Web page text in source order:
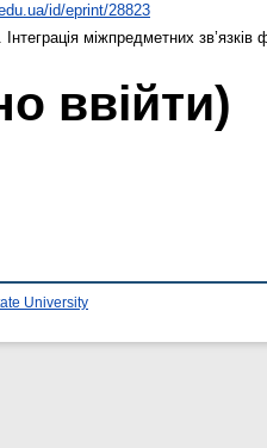
id/eprint/28823
Інтеграція міжпредметних
ввійти)
University